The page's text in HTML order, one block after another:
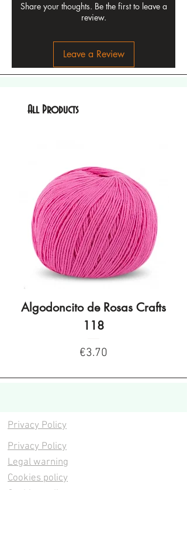
Share your thoughts. Be the first to leave a
review.
Leave a Review
All Products
Algodoncito de Rosas Crafts
118
Price
€3.70
Privacy Policy
Privacy Policy
Legal warning
Cookies policy
Cookies policy